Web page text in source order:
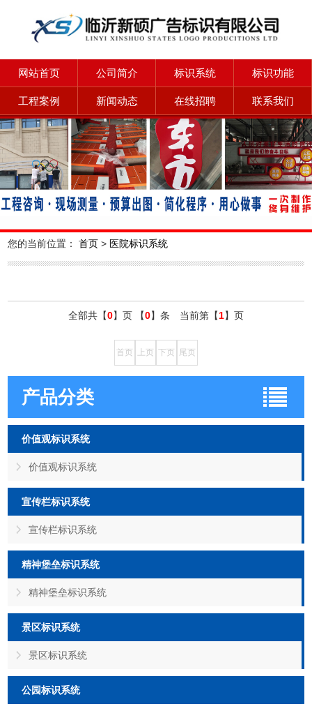
网站首页 公司简介 标识系统 标识功能
工程案例 新闻动态 在线招聘 联系我们
您的当前位置：首页 > 医院标识系统
全部共【0】页 【0】条 当前第【1】页
首页 上页 下页 尾页
产品分类
价值观标识系统
价值观标识系统
宣传栏标识系统
宣传栏标识系统
精神堡垒标识系统
精神堡垒标识系统
景区标识系统
景区标识系统
公园标识系统